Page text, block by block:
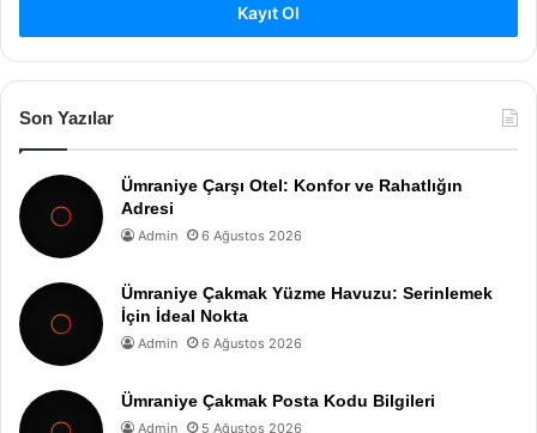
Kayıt Ol
Son Yazılar
Ümraniye Çarşı Otel: Konfor ve Rahatlığın
Adresi
Admin 6 Ağustos 2026
Ümraniye Çakmak Yüzme Havuzu: Serinlemek
İçin İdeal Nokta
Admin 6 Ağustos 2026
Ümraniye Çakmak Posta Kodu Bilgileri
Admin 5 Ağustos 2026